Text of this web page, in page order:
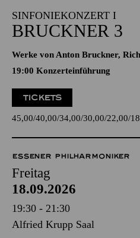
SINFONIEKONZERT I
BRUCKNER 3
Werke von Anton Bruckner,
19:00 Konzerteinführung
TICKETS
45,00 40,00 34,00 30,00 22,00
ESSENER PHILHARMONIKER
Freitag
18.09.2026
19:30 - 21:30
Alfried Krupp Saal